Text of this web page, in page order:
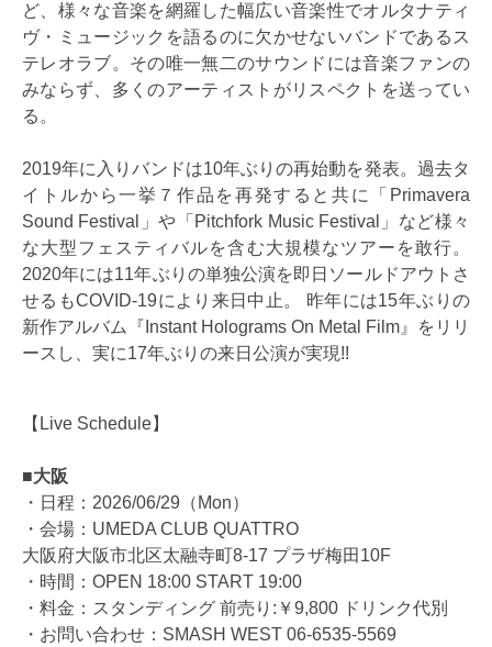
ど、様々な音楽を網羅した幅広い音楽性でオルタナティ
ヴ・ミュージックを語るのに欠かせないバンドであるス
テレオラブ。その唯一無二のサウンドには音楽ファンの
みならず、多くのアーティストがリスペクトを送ってい
る。
2019年に入りバンドは10年ぶりの再始動を発表。過去タ
イトルから一挙７作品を再発すると共に「Primavera
Sound Festival」や「Pitchfork Music Festival」など様々
な大型フェスティバルを含む大規模なツアーを敢行。
2020年には11年ぶりの単独公演を即日ソールドアウトさ
せるもCOVID-19により来日中止。 昨年には15年ぶりの
新作アルバム『Instant Holograms On Metal Film』をリリ
ースし、実に17年ぶりの来日公演が実現!!
【Live Schedule】
■大阪
・日程：2026/06/29（Mon）
・会場：UMEDA CLUB QUATTRO
大阪府大阪市北区太融寺町8-17 プラザ梅田10F
・時間：OPEN 18:00 START 19:00
・料金：スタンディング 前売り:￥9,800 ドリンク代別
・お問い合わせ：SMASH WEST 06-6535-5569